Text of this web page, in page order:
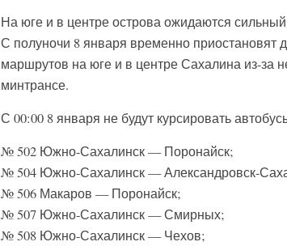
На юге и в центре острова ожидаются сильный
С полуночи 8 января временно
маршрутов на юге и в центре Сахалина из-за
минтрансе.
С 00:00 8 января не будут курсировать
№ 502 Южно-Сахалинск — Поронайск;
№ 504 Южно-Сахалинск — Александровск-
№ 506 Макаров — Поронайск;
№ 507 Южно-Сахалинск — Смирных;
№ 508 Южно-Сахалинск — Чехов;